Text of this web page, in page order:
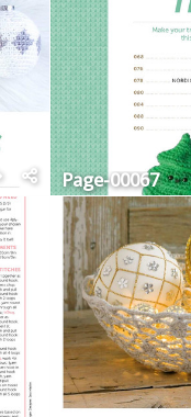
Page-00067